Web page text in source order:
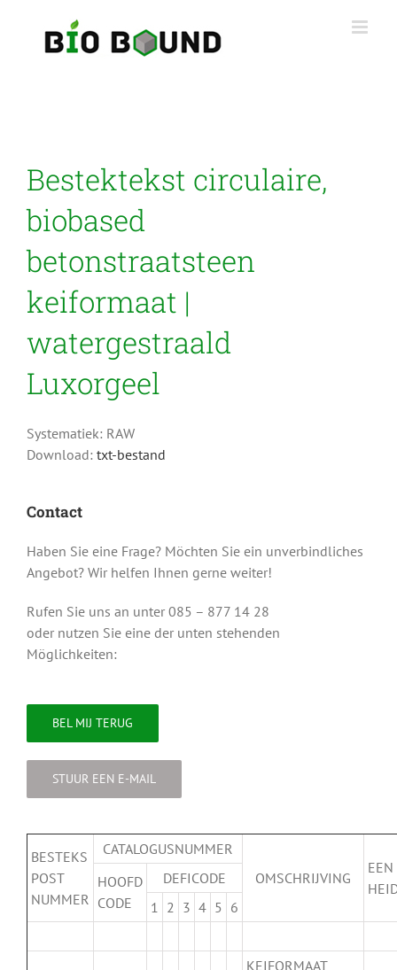
Bestektekst circulaire,
biobased
betonstraatsteen
keiformaat |
watergestraald
Luxorgeel
Systematiek: RAW
Download: txt-bestand
Contact
Haben Sie eine Frage? Möchten Sie ein unverbindliches
Angebot? Wir helfen Ihnen gerne weiter!
Rufen Sie uns an unter 085 – 877 14 28
oder nutzen Sie eine der unten stehenden
Möglichkeiten:
BEL MIJ TERUG
STUUR EEN E-MAIL
BESTEKS
POST
NUMMER
CATALOGUSNUMMER
OMSCHRIJVING
EEN
HOOFD
CODE
DEFICODE
1 2 3 4 5 6
KEIFORMAAT